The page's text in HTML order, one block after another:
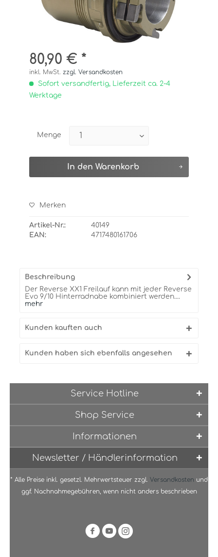
80,90 € *
inkl. MwSt. zzgl. Versandkosten
Sofort versandfertig, Lieferzeit ca. 2-4
Werktage
Menge
In den Warenkorb
Merken
Artikel-Nr.:
40149
EAN:
4717480161706
Beschreibung
Der Reverse XX1 Freilauf kann mit jeder Reverse
Evo 9/10 Hinterradnabe kombiniert werden....
mehr
Kunden kauften auch
Kunden haben sich ebenfalls angesehen
Service Hotline
Shop Service
Informationen
Newsletter / Händlerinformation
* Alle Preise inkl. gesetzl. Mehrwertsteuer zzgl. Versandkosten und
ggf. Nachnahmegebühren, wenn nicht anders beschrieben